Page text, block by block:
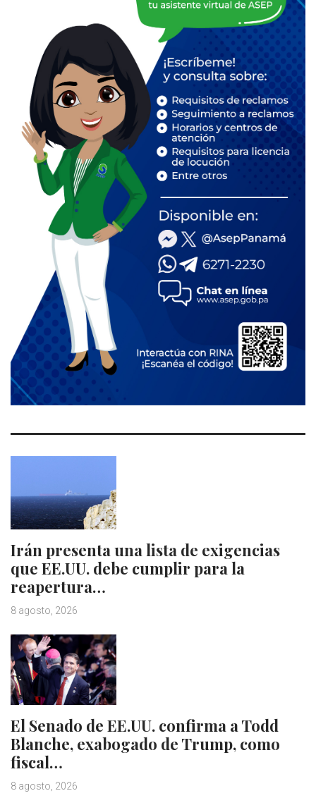
Irán presenta una lista de exigencias
que EE.UU. debe cumplir para la
reapertura…
8 agosto, 2026
El Senado de EE.UU. confirma a Todd
Blanche, exabogado de Trump, como
fiscal…
8 agosto, 2026